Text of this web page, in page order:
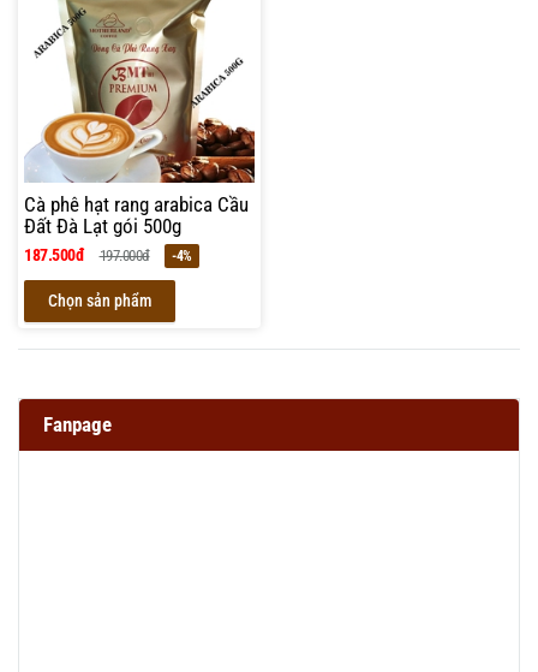
Cà phê hạt rang arabica Cầu
Đất Đà Lạt gói 500g
187.500đ 197.000đ -4%
Chọn sản phẩm
Fanpage